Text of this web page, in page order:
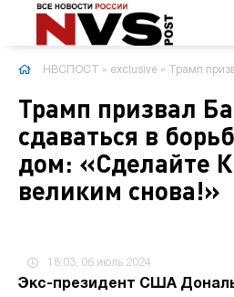
НВСПОСТ » exclusive » Трамп призвал Байдена не
Трамп призвал
сдаваться в
дом: «Сделайте
великим снова!»
18:03, 06 июль 2024
Экс-президент США